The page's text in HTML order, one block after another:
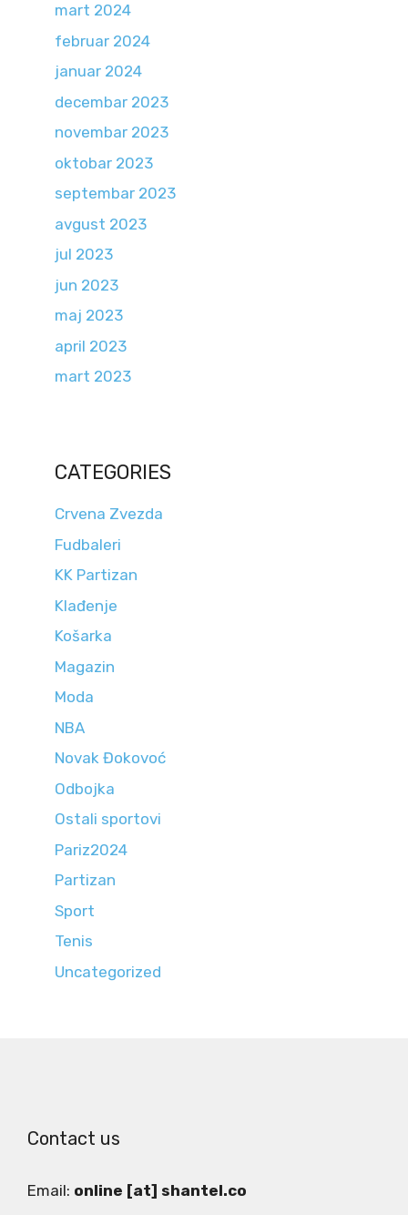
mart 2024
februar 2024
januar 2024
decembar 2023
novembar 2023
oktobar 2023
septembar 2023
avgust 2023
jul 2023
jun 2023
maj 2023
april 2023
mart 2023
CATEGORIES
Crvena Zvezda
Fudbaleri
KK Partizan
Klađenje
Košarka
Magazin
Moda
NBA
Novak Đokovoć
Odbojka
Ostali sportovi
Pariz2024
Partizan
Sport
Tenis
Uncategorized
Contact us
Email: online [at] shantel.co